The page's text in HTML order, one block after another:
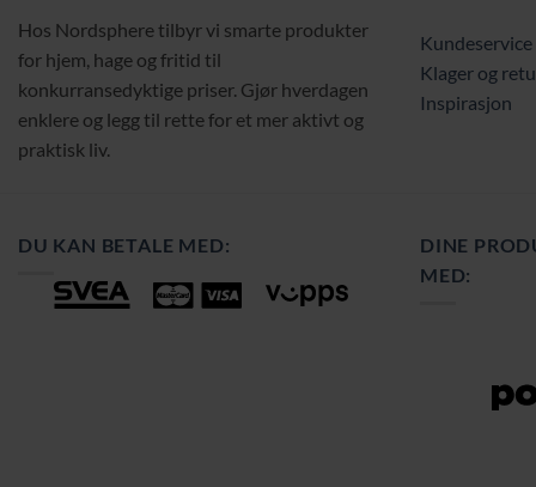
Hos Nordsphere tilbyr vi smarte produkter
for hjem, hage og fritid til
konkurransedyktige priser. Gjør hverdagen
enklere og legg til rette for et mer aktivt og
praktisk liv.
Kundeservice
Klager og
Inspirasjon
DU KAN BETALE MED:
DINE
MED: